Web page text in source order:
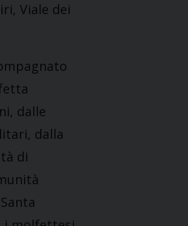
Viale dei
dalle
dalla
di